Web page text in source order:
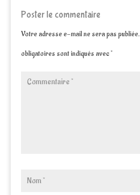
Poster le commentaire
Votre adresse e-mail ne sera pas publiée.
obligatoires sont indiqués avec*